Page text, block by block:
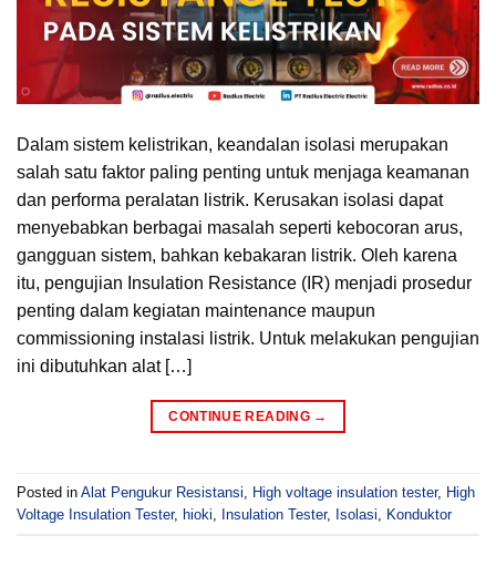
Dalam sistem kelistrikan, keandalan isolasi merupakan
salah satu faktor paling penting untuk menjaga keamanan
dan performa peralatan listrik. Kerusakan isolasi dapat
menyebabkan berbagai masalah seperti kebocoran arus,
gangguan sistem, bahkan kebakaran listrik. Oleh karena
itu, pengujian Insulation Resistance (IR) menjadi prosedur
penting dalam kegiatan maintenance maupun
commissioning instalasi listrik. Untuk melakukan pengujian
ini dibutuhkan alat […]
CONTINUE READING →
Posted in Alat Pengukur Resistansi High voltage insulation tester, High
Voltage Insulation Tester, hioki Insulation Tester, Isolasi Konduktor